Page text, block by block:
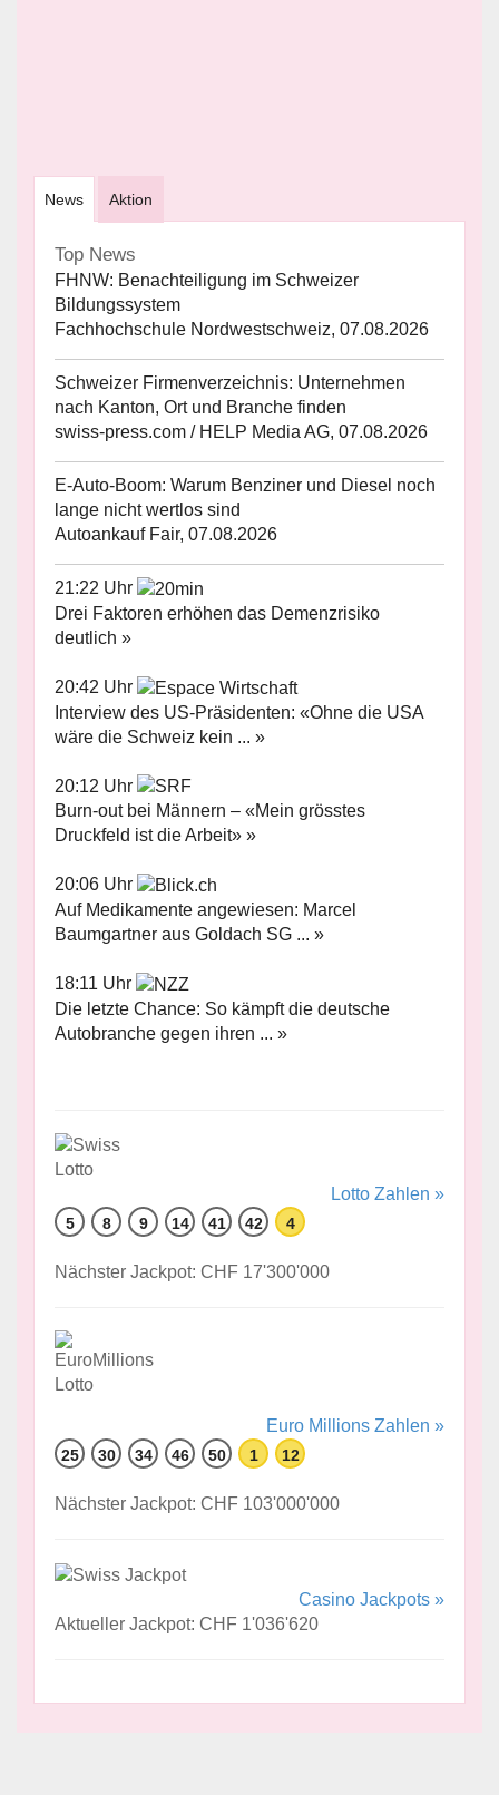
News Aktion
Top News
FHNW: Benachteiligung im Schweizer
Bildungssystem
Fachhochschule Nordwestschweiz, 07.08.2026
Schweizer Firmenverzeichnis: Unternehmen
nach Kanton, Ort und Branche finden
swiss-press.com / HELP Media AG, 07.08.2026
E-Auto-Boom: Warum Benziner und Diesel noch
lange nicht wertlos sind
Autoankauf Fair, 07.08.2026
21:22 Uhr
Drei Faktoren erhöhen das Demenzrisiko
deutlich »
20:42 Uhr
Interview des US-Präsidenten: «Ohne die USA
wäre die Schweiz kein ... »
20:12 Uhr
Burn-out bei Männern – «Mein grösstes
Druckfeld ist die Arbeit» »
20:06 Uhr
Auf Medikamente angewiesen: Marcel
Baumgartner aus Goldach SG ... »
18:11 Uhr
Die letzte Chance: So kämpft die deutsche
Autobranche gegen ihren ... »
Lotto Zahlen »
5 8 9 14 41 42 4
Nächster Jackpot: CHF 17'300'000
Euro Millions Zahlen »
25 30 34 46 50 1 12
Nächster Jackpot: CHF 103'000'000
Casino Jackpots »
Aktueller Jackpot: CHF 1'036'620